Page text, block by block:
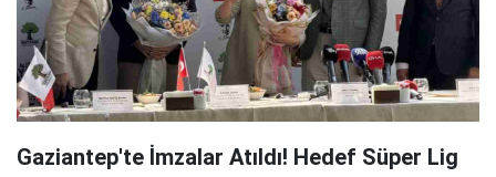
Gaziantep'te İmzalar Atıldı! Hedef Süper Lig